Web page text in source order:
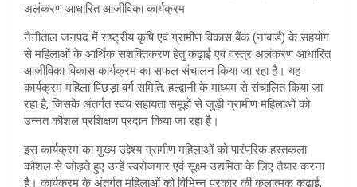
अलंकरण आधारित आजीविका कार्यक्रम
नैनीताल जनपद में राष्ट्रीय कृषि एवं ग्रामीण विकास बैंक (नाबार्ड) के सहयोग
से महिलाओं के आर्थिक सशक्तिकरण हेतु कढ़ाई एवं वस्त्र अलंकरण आधारित
आजीविका विकास कार्यक्रम का सफल संचालन किया जा रहा है। यह
कार्यक्रम महिला पिछड़ा वर्ग समिति, हल्द्वानी के माध्यम से संचालित किया जा
रहा है, जिसके अंतर्गत स्वयं सहायता समूहों से जुड़ी ग्रामीण महिलाओं को
उन्नत कौशल प्रशिक्षण प्रदान किया जा रहा है।
इस कार्यक्रम का मुख्य उद्देश्य ग्रामीण महिलाओं को पारंपरिक हस्तकला
कौशल से जोड़ते हुए उन्हें स्वरोजगार एवं सूक्ष्म उद्यमिता के लिए तैयार करना
है। कार्यक्रम के अंतर्गत महिलाओं को विभिन्न प्रकार की कलात्मक कढ़ाई,